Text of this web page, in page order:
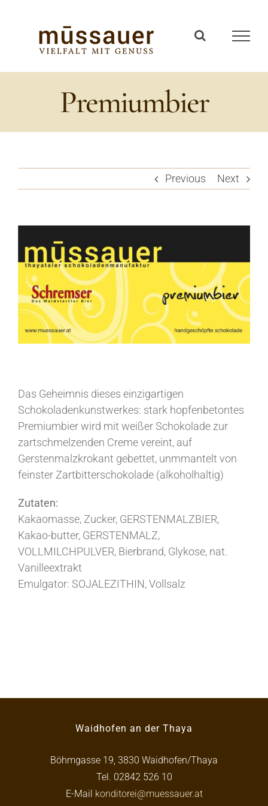
Premiumbier
Previous Next
Larger
Image
Das Geheimnis dieses einzigartigen
Schokoladenkunstwerkes: stark hopfenbetontes
Premiumbier wird mit weißer Schokolade zur
zartschmelzenden Creme vereint, auf
Gerstenmalzkrokant gebettet, unmmantelt von
feinster Zartbitterschokolade (alkoholhaltig)
Zutaten:
Kakaomasse, Zucker, GERSTENMALZBIER,
Kakao-butter, GERSTENMALZ,
VOLLMILCHPULVER, Bierbrand, Glykose, nat.
Vanilleextrakt
Emulgator: SOJALEZITHIN, Vollsalz
Waidhofen an der Thaya
Böhmgasse 19, 3830 Waidhofen/Thaya
Tel. 02842 526 10
E-Mail konditorei@muessauer.at